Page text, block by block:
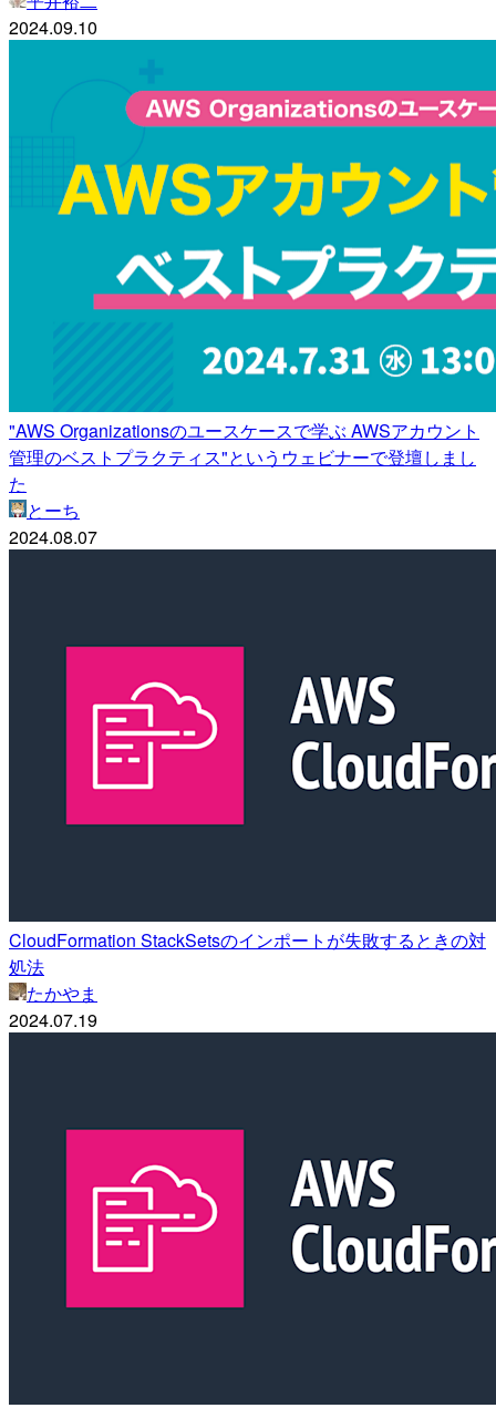
2024.09.10
"AWS Organizationsのユースケースで学ぶ AWSアカウント
管理のベストプラクティス"というウェビナーで登壇しまし
た
とーち
2024.08.07
CloudFormation StackSetsのインポートが失敗するときの対
処法
たかやま
2024.07.19